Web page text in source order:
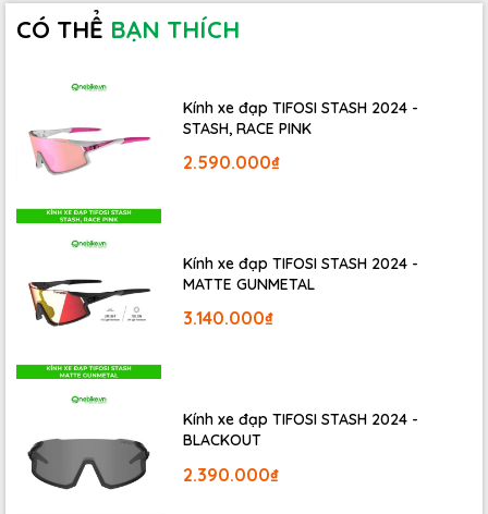
Khung sườn hợp kim nhôm siêu nhẹ, fork đơ bằng thép
chuyển trên đường phố, kiểu dáng thiết kế mang phong
cách thể thao đường phố nhẹ nhàng. Trang bị thêm vị trí
đựng bình nước tiện lợi cho chị em khi dạo phố
CÓ THỂ BẠN THÍCH
Kính xe đạp TIFOSI STASH 2024 -
STASH, RACE PINK
2.590.000₫
Kính xe đạp TIFOSI STASH 2024 -
MATTE GUNMETAL
3.140.000₫
Kính xe đạp TIFOSI STASH 2024 -
BLACKOUT
2.390.000₫